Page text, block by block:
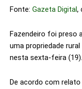
Fonte: Gazeta Digital,
Fazendeiro foi preso
uma propriedade
nesta sexta-feira (19).
De acordo com